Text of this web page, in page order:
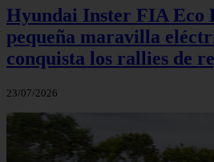
Hyundai Inster FIA Eco
pequeña maravilla
conquista los rallies de
23/07/2026